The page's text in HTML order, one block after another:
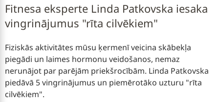
Fitnesa eksperte Linda Patkovska iesaka
vingrinājumus "rīta cilvēkiem"
Fiziskās aktivitātes mūsu ķermenī veicina skābekļa
piegādi un laimes hormonu veidošanos, nemaz
nerunājot par parējām priekšrocībām. Linda Patkovska
piedāvā 5 vingrinājumus un piemērotāko uzturu "rīta
cilvēkiem".